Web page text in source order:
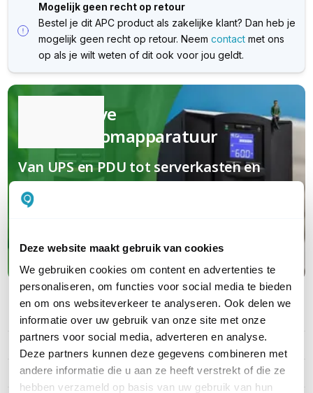
Deze website maakt gebruik van cookies
We gebruiken cookies om content en advertenties te
personaliseren, om functies voor social media te bieden
en om ons websiteverkeer te analyseren. Ook delen we
informatie over uw gebruik van onze site met onze
partners voor social media, adverteren en analyse.
Deze partners kunnen deze gegevens combineren met
andere informatie die u aan ze heeft verstrekt of die ze
hebben verzameld op basis van uw gebruik van hun
Mogelijk geen recht op retour
Bestel je dit APC product als zakelijke klant? Dan heb je
mogelijk geen recht op retour. Neem contactmet ons
op als je wilt weten of dit ook voor jou geldt.
Kwalitatieve
(nood)stroomapparatuur
Van UPS en PDU tot serverkasten en
garanties; jouw complete oplossing van
A tot Z
Maak kennis met APC
PRODUCT DETAILS
Merk
Artikelnummer SBP5000RMI2U